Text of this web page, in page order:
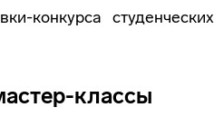
конкурса
классы